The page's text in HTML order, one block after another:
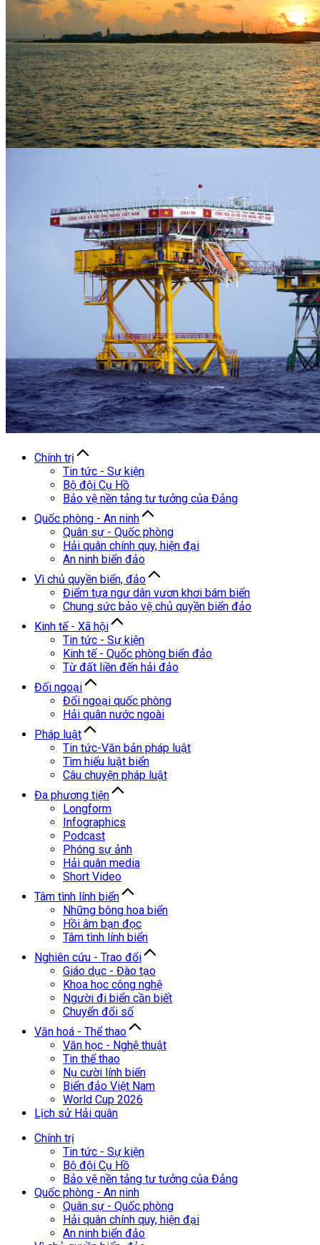
Chính trị
Tin tức - Sự kiện
Bộ đội Cụ Hồ
Bảo vệ nền tảng tư tưởng của Đảng
Quốc phòng - An ninh
Quân sự - Quốc phòng
Hải quân chính quy, hiện đại
An ninh biển đảo
Vì chủ quyền biển, đảo
Điểm tựa ngư dân vươn khơi bám biển
Chung sức bảo vệ chủ quyền biển đảo
Kinh tế - Xã hội
Tin tức - Sự kiện
Kinh tế - Quốc phòng biển đảo
Từ đất liền đến hải đảo
Đối ngoại
Đối ngoại quốc phòng
Hải quân nước ngoài
Pháp luật
Tin tức-Văn bản pháp luật
Tìm hiểu luật biển
Câu chuyện pháp luật
Đa phương tiện
Longform
Infographics
Podcast
Phóng sự ảnh
Hải quân media
Short Video
Tâm tình lính biển
Những bông hoa biển
Hồi âm bạn đọc
Tâm tình lính biển
Nghiên cứu - Trao đổi
Giáo dục - Đào tạo
Khoa học công nghệ
Người đi biển cần biết
Chuyển đổi số
Văn hoá - Thể thao
Văn học - Nghệ thuật
Tin thể thao
Nụ cười lính biển
Biển đảo Việt Nam
World Cup 2026
Lịch sử Hải quân
Chính trị
Tin tức - Sự kiện
Bộ đội Cụ Hồ
Bảo vệ nền tảng tư tưởng của Đảng
Quốc phòng - An ninh
Quân sự - Quốc phòng
Hải quân chính quy, hiện đại
An ninh biển đảo